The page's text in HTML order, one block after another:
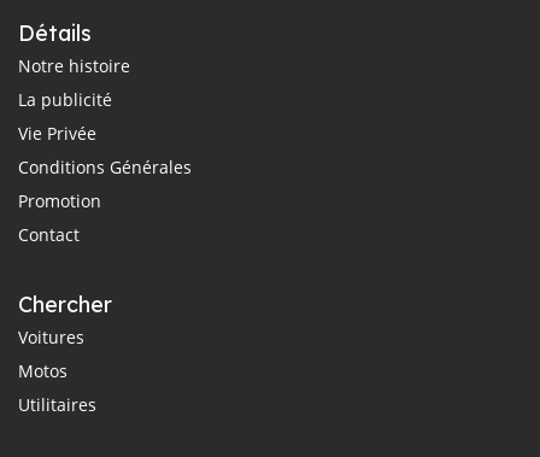
Détails
Notre histoire
La publicité
Vie Privée
Conditions Générales
Promotion
Contact
Chercher
Voitures
Motos
Utilitaires